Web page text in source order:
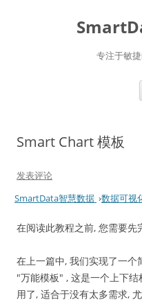
专注于敏
Smart Chart 模板
发表评论
SmartData智慧数据 ›数据可视
在阅读此教程之前, 您需要先
在上一篇中, 我们实现了一
"万能模板" , 这是一个上下
用了, 适合于没有太多需求,